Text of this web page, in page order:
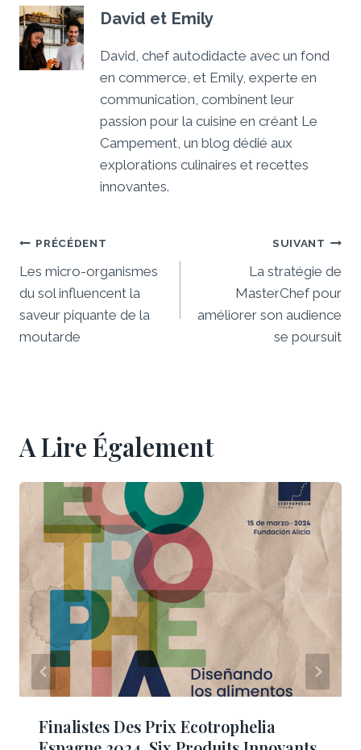
David et Emily
David, chef autodidacte avec un fond
en commerce, et Emily, experte en
communication, combinent leur
passion pour la cuisine en créant Le
Campement, un blog dédié aux
explorations culinaires et recettes
innovantes.
Navigation
De
L’article
PRÉCÉDENT
Les micro-organismes
du sol influencent la
saveur piquante de la
moutarde
SUIVANT
La stratégie de
MasterChef pour
améliorer son audience
se poursuit
A Lire Également
Finalistes Des Prix Ecotrophelia